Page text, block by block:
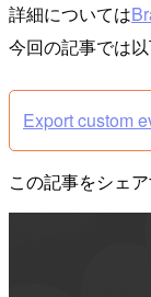
詳細については
今回の記事では以
Export custom
この記事をシェ